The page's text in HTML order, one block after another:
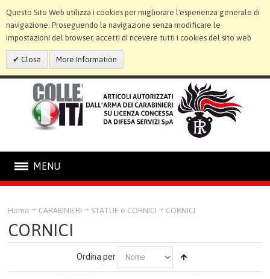
Questo Sito Web utilizza i cookies per migliorare l'esperienza generale di
navigazione. Proseguendo la navigazione senza modificare le
impostazioni del browser, accetti di ricevere tutti i cookies del sito web
Close More Information
MENU
STATUE E CORNICI
Home CARABINIERI STATUE e CORNICI CORNICI
CORNICI
Ordina per